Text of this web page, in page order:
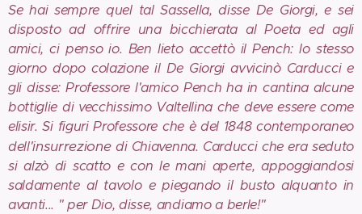
Se hai sempre quel tal Sassella, disse De Giorgi, e sei
disposto ad offrire una bicchierata al Poeta ed agli
amici, ci penso io. Ben lieto accettò il Pench: lo stesso
giorno dopo colazione il De Giorgi avvicinò Carducci e
gli disse: Professore l'amico Pench ha in cantina alcune
bottiglie di vecchissimo Valtellina che deve essere come
elisir. Si figuri Professore che è del 1848 contemporaneo
dell'insurrezionedi Chiavenna. Carducci che era seduto
si alzò di scatto e con le mani aperte, appoggiandosi
saldamente al tavolo e piegando il busto alquanto in
avanti... " per Dio, disse, andiamo a berle!"